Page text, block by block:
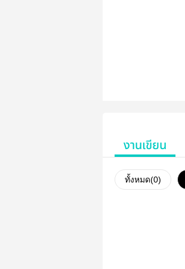
งานเขียน
ทั้งหมด(0)